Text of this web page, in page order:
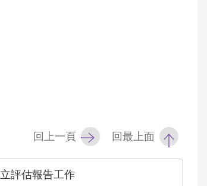
回上一頁 回最上面
評估報告工作